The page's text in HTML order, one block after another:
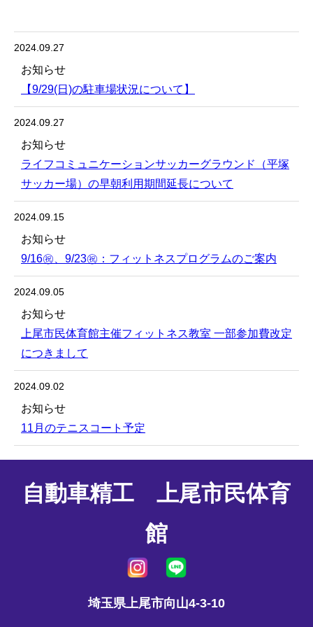
2024.09.27
お知らせ
【9/29(日)の駐車場状況について】
2024.09.27
お知らせ
ライフコミュニケーションサッカーグラウンド（平塚
サッカー場）の早朝利用期間延長について
2024.09.15
お知らせ
9/16㊗️、9/23㊗：フィットネスプログラムのご案内
2024.09.05
お知らせ
上尾市民体育館主催フィットネス教室 一部参加費改定
につきまして
2024.09.02
お知らせ
11月のテニスコート予定
自動車精工 上尾市民体育
館
埼玉県上尾市向山4-3-10